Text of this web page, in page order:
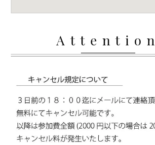
Attention